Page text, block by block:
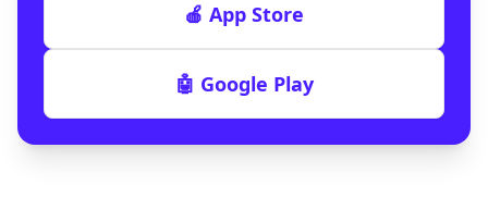
🍎 App Store
🤖 Google Play